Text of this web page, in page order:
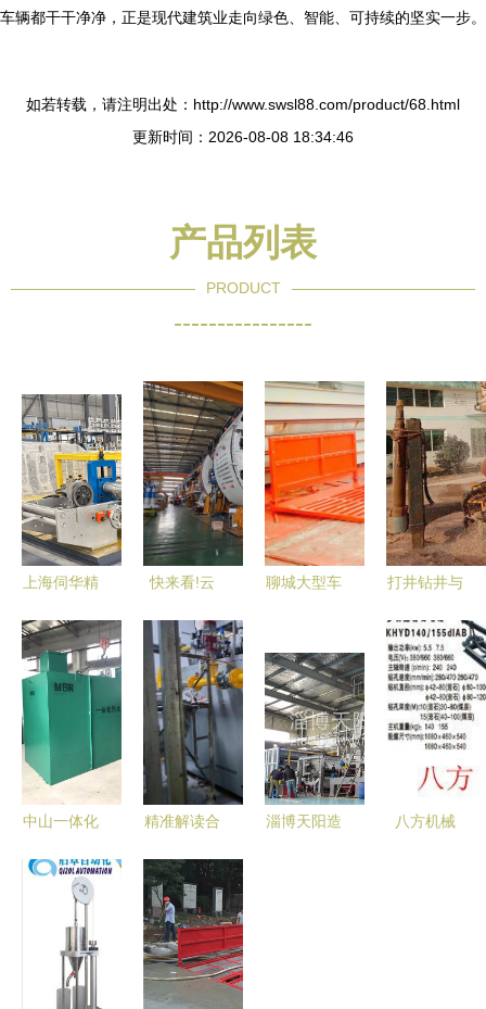
车辆都干干净净，正是现代建筑业走向绿色、智能、可持续的坚实一步。
如若转载，请注明出处：http://www.swsl88.com/product/68.html
更新时间：2026-08-08 18:34:46
产品列表
PRODUCT
----------------
上海伺华精
年技术沉淀
的冷弯成型
设备供应
快来看!云
产的大家伙
儿,将赴粤
港澳大湾区
服务了!
聊城大型车
上门安装
价格、厂家
与水资源专
机设备解析
打井钻井与
机械设备制
造的演进与
展望
中山一体化
备厂家现货
秒发 专业
水资源机械
设备制造
精准解读合
件 几何全
水容积<30
升助力水资
源设备制造
淄博天阳造
八方机械